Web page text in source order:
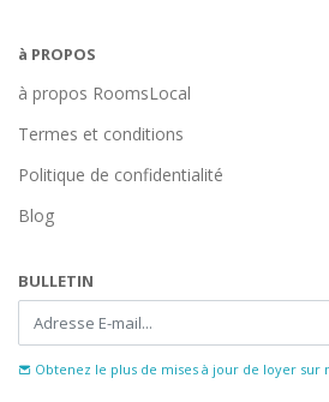
à PROPOS
à propos RoomsLocal
Termes et conditions
Politique de confidentialité
Blog
BULLETIN
Obtenez le plus de mises à jour de loyer sur